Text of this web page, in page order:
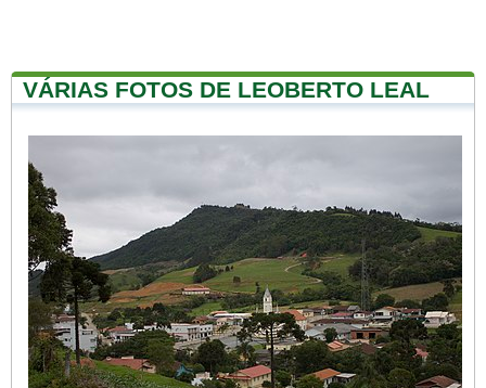
VÁRIAS FOTOS DE LEOBERTO LEAL